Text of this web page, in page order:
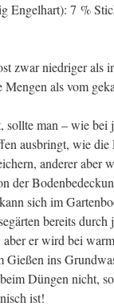
Engelhart): 7 %
zwar niedriger als
als vom
man – wie bei
ausbringt, wie
anderer aber
der
sich im
bereits durch
er wird bei
ins
Düngen nicht,
ist!